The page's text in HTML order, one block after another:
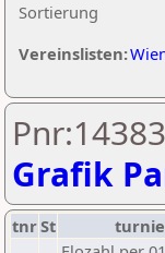
Sortierung
Vereinslisten:
Grafik
tnrSt